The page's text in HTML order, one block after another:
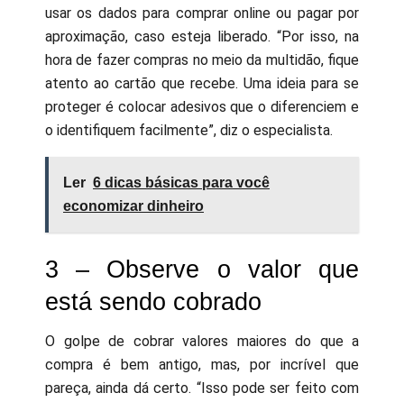
usar os dados para comprar online ou pagar por
aproximação, caso esteja liberado. “Por isso, na
hora de fazer compras no meio da multidão, fique
atento ao cartão que recebe. Uma ideia para se
proteger é colocar adesivos que o diferenciem e
o identifiquem facilmente”, diz o especialista.
Ler 6 dicas básicas para você
economizar dinheiro
3 – Observe o valor que
está sendo cobrado
O golpe de cobrar valores maiores do que a
compra é bem antigo, mas, por incrível que
pareça, ainda dá certo. “Isso pode ser feito com